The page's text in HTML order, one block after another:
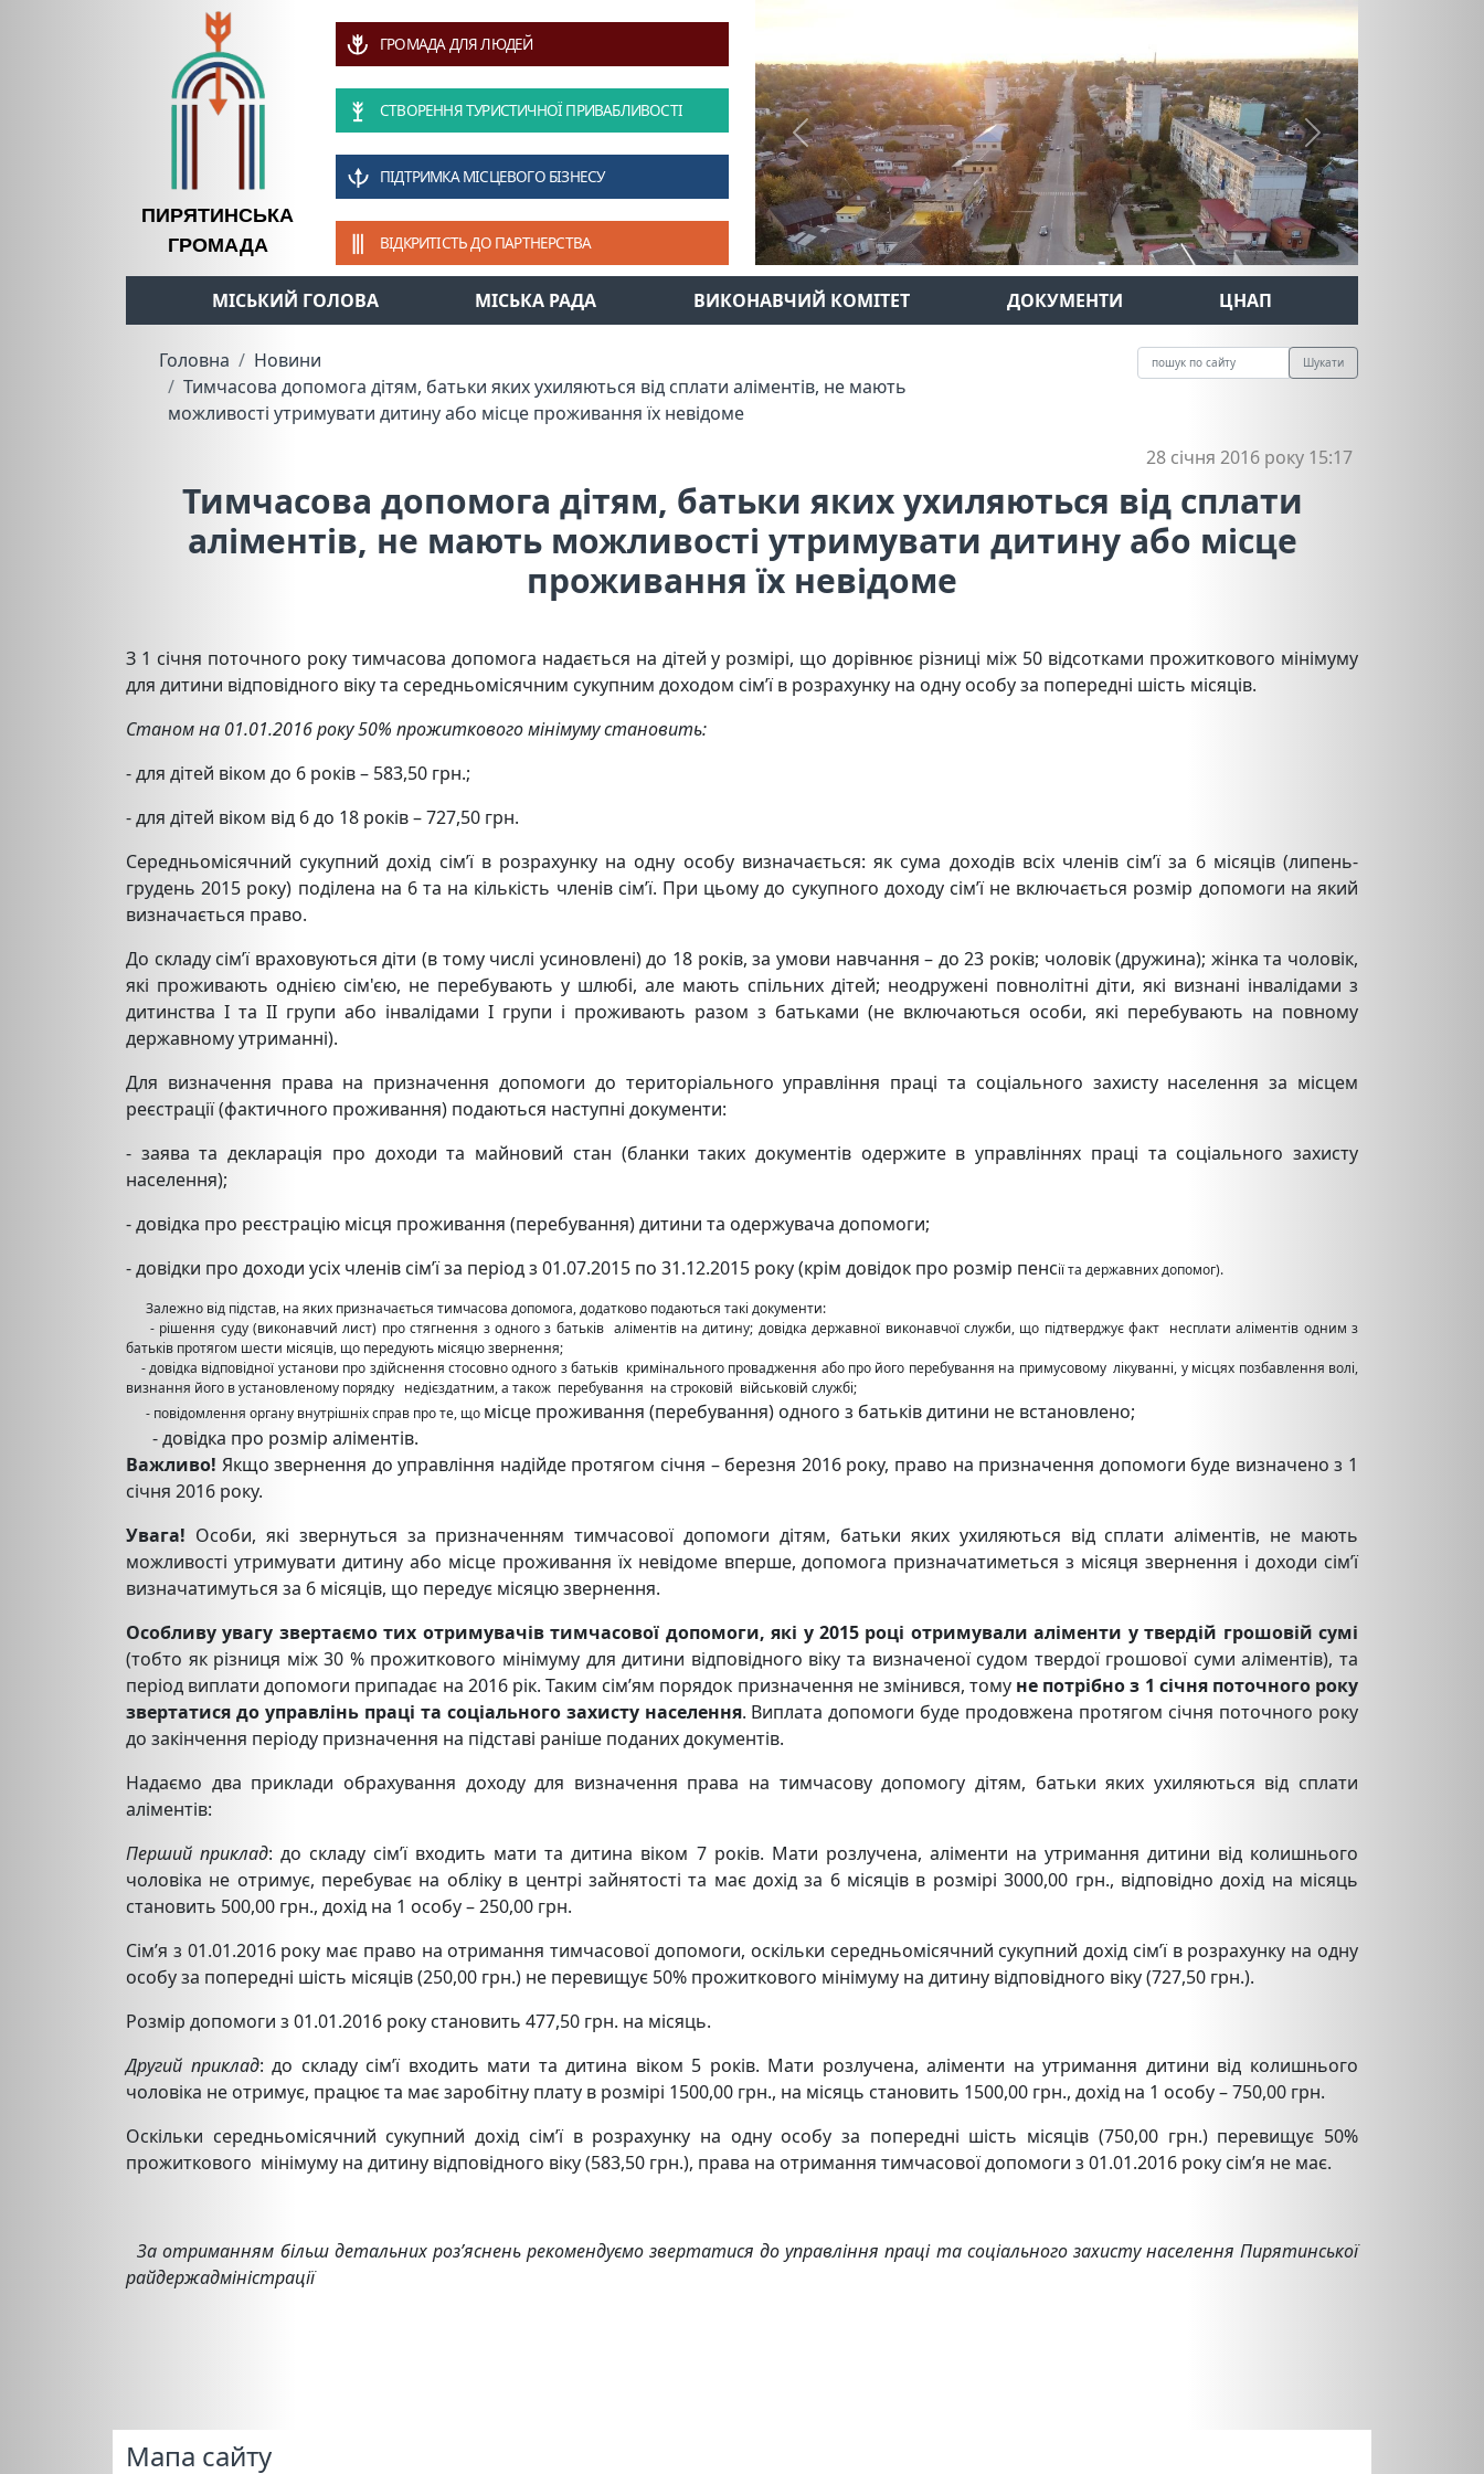
ПИРЯТИНСЬКА
ГРОМАДА
ГРОМАДА ДЛЯ ЛЮДЕЙ
СТВОРЕННЯ ТУРИСТИЧНОЇ ПРИВАБЛИВОСТІ
ПІДТРИМКА МІСЦЕВОГО БІЗНЕСУ
ВІДКРИТІСТЬ ДО ПАРТНЕРСТВА
Previous Next
МІСЬКИЙ ГОЛОВА МІСЬКА РАДА ВИКОНАВЧИЙ КОМІТЕТ ДОКУМЕНТИ ЦНАП
Головна
Новини
Тимчасова допомога дітям, батьки яких ухиляються від сплати аліментів, не мають
можливості утримувати дитину або місце проживання їх невідоме
Шукати
28 січня 2016 року 15:17
Тимчасова допомога дітям, батьки яких ухиляються від сплати
аліментів, не мають можливості утримувати дитину або місце
проживання їх невідоме
З 1 січня поточного року тимчасова допомога надається на дітей у розмірі, що дорівнює різниці між 50 відсотками прожиткового мінімуму
для дитини відповідного віку та середньомісячним сукупним доходом сім’ї в розрахунку на одну особу за попередні шість місяців.
Станом на 01.01.2016 року 50% прожиткового мінімуму становить:
- для дітей віком до 6 років – 583,50 грн.;
- для дітей віком від 6 до 18 років – 727,50 грн.
Середньомісячний сукупний дохід сім’ї в розрахунку на одну особу визначається: як сума доходів всіх членів сім’ї за 6 місяців (липень-
грудень 2015 року) поділена на 6 та на кількість членів сім’ї. При цьому до сукупного доходу сім’ї не включається розмір допомоги на який
визначається право.
До складу сім’ї враховуються діти (в тому числі усиновлені) до 18 років, за умови навчання – до 23 років; чоловік (дружина); жінка та чоловік,
які проживають однією сім'єю, не перебувають у шлюбі, але мають спільних дітей; неодружені повнолітні діти, які визнані інвалідами з
дитинства I та II групи або інвалідами I групи і проживають разом з батьками (не включаються особи, які перебувають на повному
державному утриманні).
Для визначення права на призначення допомоги до територіального управління праці та соціального захисту населення за місцем
реєстрації (фактичного проживання) подаються наступні документи:
- заява та декларація про доходи та майновий стан (бланки таких документів одержите в управліннях праці та соціального захисту
населення);
- довідка про реєстрацію місця проживання (перебування) дитини та одержувача допомоги;
- довідки про доходи усіх членів сім’ї за період з 01.07.2015 по 31.12.2015 року (крім довідок про розмір пенсії та державних допомог).
Залежно від підстав, на яких призначається тимчасова допомога, додатково подаються такі документи:
- рішення суду (виконавчий лист) про стягнення з одного з батьків аліментів на дитину; довідка державної виконавчої служби, що підтверджує факт несплати аліментів одним з
батьків протягом шести місяців, що передують місяцю звернення;
- довідка відповідної установи про здійснення стосовно одного з батьків кримінального провадження або про його перебування на примусовому лікуванні, у місцях позбавлення волі,
визнання його в установленому порядку недієздатним, а також перебування на строковій військовій службі;
- повідомлення органу внутрішніх справ про те, що місце проживання (перебування) одного з батьків дитини не встановлено;
- довідка про розмір аліментів.
Важливо! Якщо звернення до управління надійде протягом січня – березня 2016 року, право на призначення допомоги буде визначено з 1
січня 2016 року.
Увага! Особи, які звернуться за призначенням тимчасової допомоги дітям, батьки яких ухиляються від сплати аліментів, не мають
можливості утримувати дитину або місце проживання їх невідоме вперше, допомога призначатиметься з місяця звернення і доходи сім’ї
визначатимуться за 6 місяців, що передує місяцю звернення.
Особливу увагу звертаємо тих отримувачів тимчасової допомоги, які у 2015 році отримували аліменти у твердій грошовій сумі
(тобто як різниця між 30 % прожиткового мінімуму для дитини відповідного віку та визначеної судом твердої грошової суми аліментів), та
період виплати допомоги припадає на 2016 рік. Таким сім’ям порядок призначення не змінився, тому не потрібно з 1 січня поточного року
звертатися до управлінь праці та соціального захисту населення. Виплата допомоги буде продовжена протягом січня поточного року
до закінчення періоду призначення на підставі раніше поданих документів.
Надаємо два приклади обрахування доходу для визначення права на тимчасову допомогу дітям, батьки яких ухиляються від сплати
аліментів:
Перший приклад: до складу сім’ї входить мати та дитина віком 7 років. Мати розлучена, аліменти на утримання дитини від колишнього
чоловіка не отримує, перебуває на обліку в центрі зайнятості та має дохід за 6 місяців в розмірі 3000,00 грн., відповідно дохід на місяць
становить 500,00 грн., дохід на 1 особу – 250,00 грн.
Сім’я з 01.01.2016 року має право на отримання тимчасової допомоги, оскільки середньомісячний сукупний дохід сім’ї в розрахунку на одну
особу за попередні шість місяців (250,00 грн.) не перевищує 50% прожиткового мінімуму на дитину відповідного віку (727,50 грн.).
Розмір допомоги з 01.01.2016 року становить 477,50 грн. на місяць.
Другий приклад: до складу сім’ї входить мати та дитина віком 5 років. Мати розлучена, аліменти на утримання дитини від колишнього
чоловіка не отримує, працює та має заробітну плату в розмірі 1500,00 грн., на місяць становить 1500,00 грн., дохід на 1 особу – 750,00 грн.
Оскільки середньомісячний сукупний дохід сім’ї в розрахунку на одну особу за попередні шість місяців (750,00 грн.) перевищує 50%
прожиткового мінімуму на дитину відповідного віку (583,50 грн.), права на отримання тимчасової допомоги з 01.01.2016 року сім’я не має.
За отриманням більш детальних роз’яснень рекомендуємо звертатися до управління праці та соціального захисту населення Пирятинської
райдержадміністрації
Мапа сайту